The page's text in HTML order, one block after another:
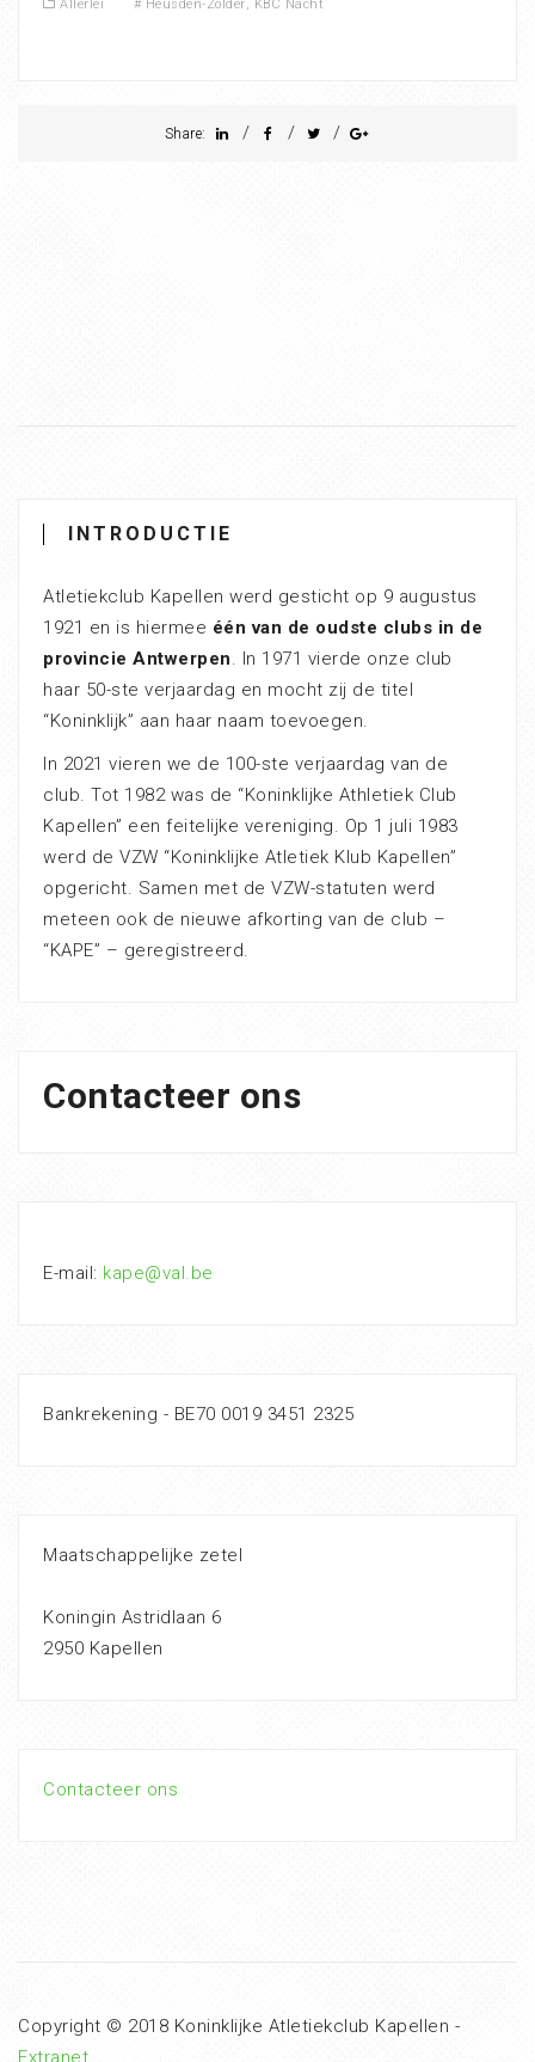
Allerlei # Heusden-Zolder, KBC Nacht
Share: / / /
INTRODUCTIE
Atletiekclub Kapellen werd gesticht op 9 augustus
1921 en is hiermee één van de oudste clubs in de
provincie Antwerpen. In 1971 vierde onze club
haar 50-ste verjaardag en mocht zij de titel
“Koninklijk” aan haar naam toevoegen.
In 2021 vieren we de 100-ste verjaardag van de
club. Tot 1982 was de “Koninklijke Athletiek Club
Kapellen” een feitelijke vereniging. Op 1 juli 1983
werd de VZW “Koninklijke Atletiek Klub Kapellen”
opgericht. Samen met de VZW-statuten werd
meteen ook de nieuwe afkorting van de club –
“KAPE” – geregistreerd.
Contacteer ons
E-mail: kape@val.be
Bankrekening - BE70 0019 3451 2325
Maatschappelijke zetel
Koningin Astridlaan 6
2950 Kapellen
Contacteer ons
Copyright © 2018 Koninklijke Atletiekclub Kapellen -
Extranet